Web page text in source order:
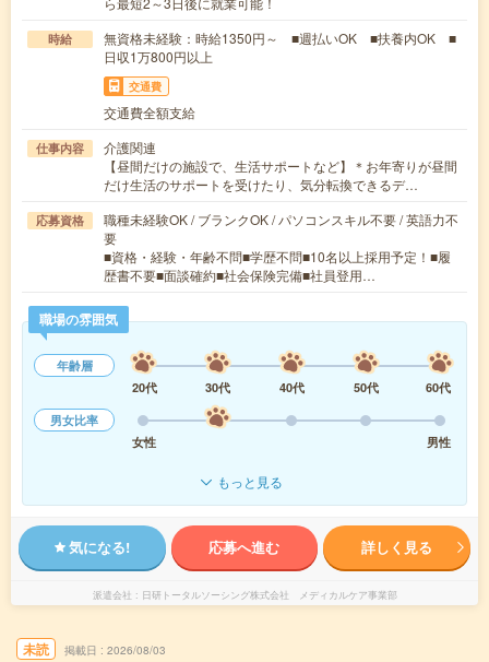
時給
無資格未経験：時給1350円～ ■週払いOK ■扶養内OK ■
日収1万800円以上
交通費
交通費全額支給
仕事内容
介護関連
【昼間だけの施設で、生活サポートなど】＊お年寄りが昼間
だけ生活のサポートを受けたり、気分転換できるデ…
応募資格
職種未経験OK / ブランクOK / パソコンスキル不要 / 英語力不
要
■資格・経験・年齢不問■学歴不問■10名以上採用予定！■履
歴書不要■面談確約■社会保険完備■社員登用…
職場の雰囲気
年齢層
20代
30代 40代 50代
60代
男女比率
女性
男性
もっと見る
気になる! 応募へ進む 詳しく見る
派遣会社 日研トータルソーシング株式会社 メディカルケア事業部
未読 掲載日 2026/08/03